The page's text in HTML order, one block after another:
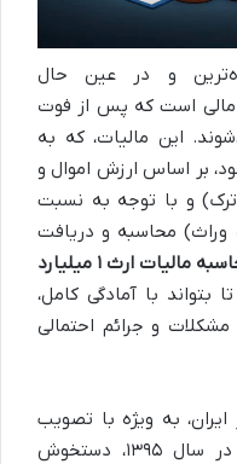
و در عین حال
مالی است که پس از فوت
این مالیات، که به
بر اساس ارزش اموال و
و با توجه به نسبت
وراث) محاسبه و دریافت
مالیات ارث ۱ میلیارد
با آمادگی کامل،
مشکلات و جرائم احتمالی
به ویژه با تصویب
قانون جدید مالیات‌های مستقیم در سال ۱۳۹۵، دستخوش